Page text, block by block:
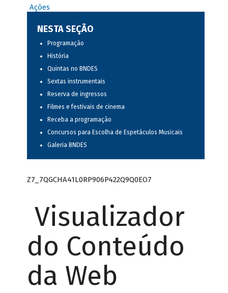
Ações
NESTA SEÇÃO
Programação
História
Quintas no BNDES
Sextas instrumentais
Reserva de ingressos
Filmes e festivais de cinema
Receba a programação
Concursos para Escolha de Espetáculos Musicais
Galeria BNDES
Z7_7QGCHA41L0RP906P422Q9Q0EO7
Visualizador
do Conteúdo
da Web